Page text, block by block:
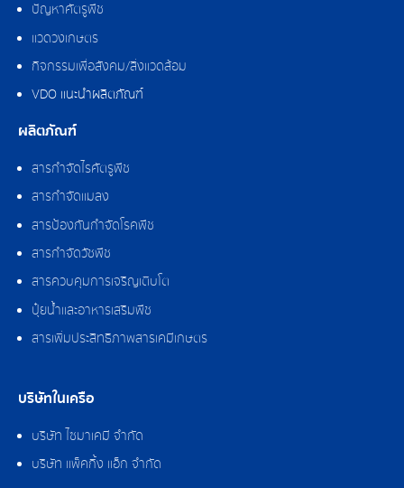
ปัญหาศัตรูพืช
แวดวงเกษตร
กิจกรรมเพื่อสังคม/สิ่งแวดล้อม
VDO แนะนำผลิตภัณฑ์
ผลิตภัณฑ์
สารกำจัดไรศัตรูพืช
สารกำจัดแมลง
สารป้องกันกำจัดโรคพืช
สารกำจัดวัชพืช
สารควบคุมการเจริญเติบโต
ปุ๋ยน้ำและอาหารเสริมพืช
สารเพิ่มประสิทธิภาพสารเคมีเกษตร
บริษัทในเครือ
บริษัท ไซมาเคมี จำกัด
บริษัท แพ็คกิ้ง แอ็ก จำกัด